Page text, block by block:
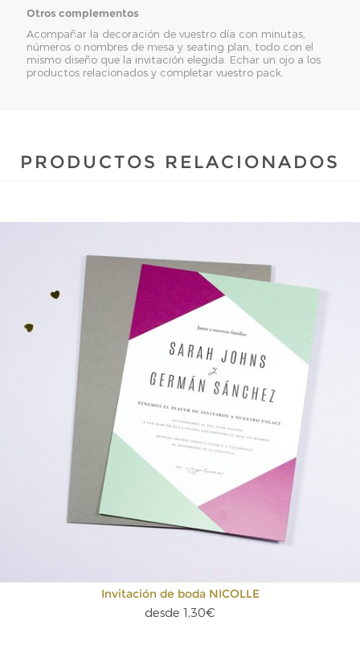
Otros complementos
Acompañar la decoración de vuestro día con minutas,
números o nombres de mesa y seating plan, todo con el
mismo diseño que la invitación elegida. Echar un ojo a los
productos relacionados y completar vuestro pack.
PRODUCTOS RELACIONADOS
Invitación de boda NICOLLE
desde 1,30€